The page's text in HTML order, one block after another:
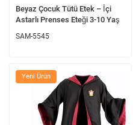
Beyaz Çocuk Tütü Etek – İçi
Astarlı Prenses Eteği 3-10 Yaş
SAM-5545
Yeni Ürün